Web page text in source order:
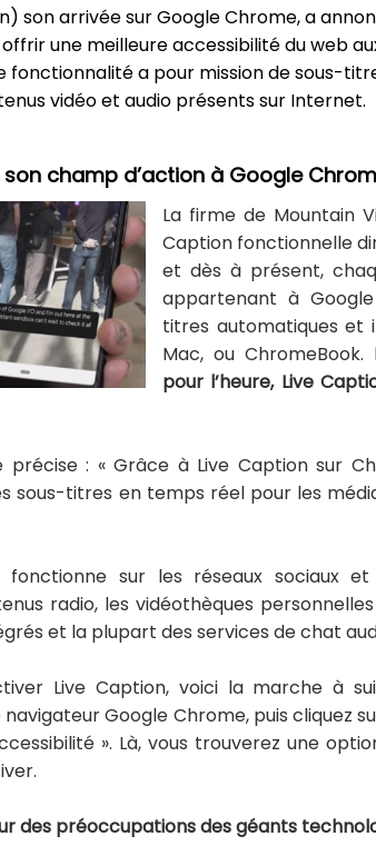
son arrivée sur Google Chrome, a
une meilleure accessibilité du web
a pour mission de sous-
vidéo et audio présents sur Internet.
champ d’action à Google
La firme de Mountain
Caption fonctionnelle
et dès à présent,
appartenant à
titres automatiques et
Mac, ou ChromeBook.
pour l’heure, Live
précise : « Grâce à Live Caption sur
sous-titres en temps réel pour les
sur les réseaux sociaux
radio, les vidéothèques
et la plupart des services de chat
Live Caption, voici la marche à
Google Chrome, puis cliquez
». Là, vous trouverez une
des préoccupations des géants